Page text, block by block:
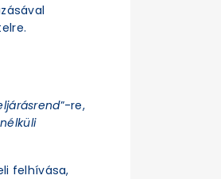
”-re,
felhívása,